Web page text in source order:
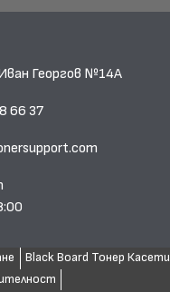
Георгов №14А
66 37
Black Board Тонер Касети